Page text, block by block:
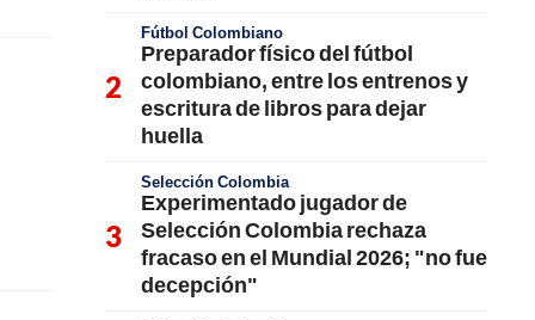
Fútbol Colombiano
Preparador físico del fútbol
colombiano, entre los entrenos y
escritura de libros para dejar
huella
Selección Colombia
Experimentado jugador de
Selección Colombia rechaza
fracaso en el Mundial 2026; "no fue
decepción"